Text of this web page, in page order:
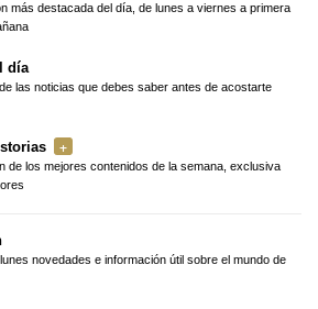
más destacada del día, de lunes a viernes a primera
día
las noticias que debes saber antes de acostarte
de los mejores contenidos de la semana, exclusiva
novedades e información útil sobre el mundo de